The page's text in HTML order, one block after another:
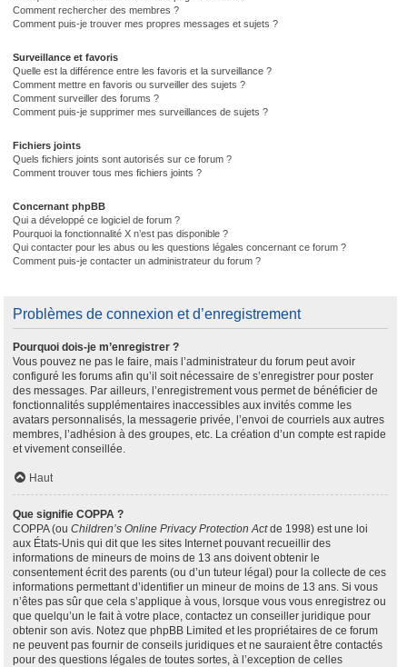
Comment rechercher des membres ?
Comment puis-je trouver mes propres messages et sujets ?
Surveillance et favoris
Quelle est la différence entre les favoris et la surveillance ?
Comment mettre en favoris ou surveiller des sujets ?
Comment surveiller des forums ?
Comment puis-je supprimer mes surveillances de sujets ?
Fichiers joints
Quels fichiers joints sont autorisés sur ce forum ?
Comment trouver tous mes fichiers joints ?
Concernant phpBB
Qui a développé ce logiciel de forum ?
Pourquoi la fonctionnalité X n’est pas disponible ?
Qui contacter pour les abus ou les questions légales concernant ce forum ?
Comment puis-je contacter un administrateur du forum ?
Problèmes de connexion et d’enregistrement
Pourquoi dois-je m’enregistrer ?
Vous pouvez ne pas le faire, mais l’administrateur du forum peut avoir
configuré les forums afin qu’il soit nécessaire de s’enregistrer pour poster
des messages. Par ailleurs, l’enregistrement vous permet de bénéficier de
fonctionnalités supplémentaires inaccessibles aux invités comme les
avatars personnalisés, la messagerie privée, l’envoi de courriels aux autres
membres, l’adhésion à des groupes, etc. La création d’un compte est rapide
et vivement conseillée.
Haut
Que signifie COPPA ?
COPPA (ou Children’s Online Privacy Protection Actde 1998) est une loi
aux États-Unis qui dit que les sites Internet pouvant recueillir des
informations de mineurs de moins de 13 ans doivent obtenir le
consentement écrit des parents (ou d’un tuteur légal) pour la collecte de ces
informations permettant d’identifier un mineur de moins de 13 ans. Si vous
n’êtes pas sûr que cela s’applique à vous, lorsque vous vous enregistrez ou
que quelqu’un le fait à votre place, contactez un conseiller juridique pour
obtenir son avis. Notez que phpBB Limited et les propriétaires de ce forum
ne peuvent pas fournir de conseils juridiques et ne sauraient être contactés
pour des questions légales de toutes sortes, à l’exception de celles